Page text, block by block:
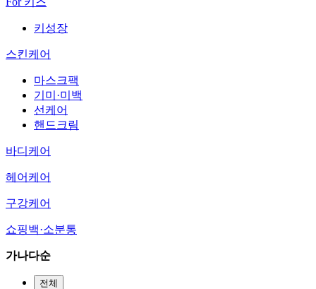
키성장
스킨케어
마스크팩
기미·미백
선케어
핸드크림
바디케어
헤어케어
구강케어
쇼핑백·소분통
가나다순
전체